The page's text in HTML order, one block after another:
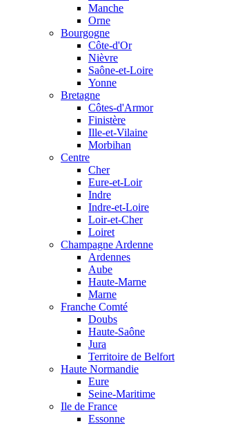
Manche
Orne
Bourgogne
Côte-d'Or
Nièvre
Saône-et-Loire
Yonne
Bretagne
Côtes-d'Armor
Finistère
Ille-et-Vilaine
Morbihan
Centre
Cher
Eure-et-Loir
Indre
Indre-et-Loire
Loir-et-Cher
Loiret
Champagne Ardenne
Ardennes
Aube
Haute-Marne
Marne
Franche Comté
Doubs
Haute-Saône
Jura
Territoire de Belfort
Haute Normandie
Eure
Seine-Maritime
Ile de France
Essonne